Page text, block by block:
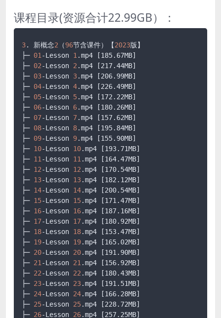
课程目录(资源合计22.99GB）：
3. 新概念2 （96节含课件）【2023版】
├─ 01 -Lesson 1 .mp4
[185.67MB]
├─ 02-Lesson 2 .mp4
[217.44MB]
├─ 03-Lesson 3.mp4
[206.99MB]
├─ 04-Lesson 4.mp4
[226.49MB]
├─ 05-Lesson 5.mp4
[172.22MB]
├─ 06-Lesson 6.mp4
[180.26MB]
├─ 07-Lesson 7.mp4
[157.62MB]
├─ 08-Lesson 8.mp4
[195.84MB]
├─ 09-Lesson 9.mp4
[155.90MB]
├─ 10-Lesson 10.mp4
[193.71MB]
├─ 11 -Lesson 11 .mp4
[164.47MB]
├─ 12-Lesson 12 .mp4
[170.54MB]
├─ 13-Lesson 13.mp4
[182.12MB]
├─ 14-Lesson 14.mp4
[200.54MB]
├─ 15-Lesson 15.mp4
[171.47MB]
├─ 16-Lesson 16.mp4
[187.16MB]
├─ 17-Lesson 17.mp4
[180.92MB]
├─ 18-Lesson 18.mp4
[153.47MB]
├─ 19-Lesson 19.mp4
[165.02MB]
├─ 20-Lesson 20.mp4
[191.90MB]
├─ 21 -Lesson 21 .mp4
[156.92MB]
├─ 22-Lesson 22 .mp4
[180.43MB]
├─ 23-Lesson 23.mp4
[191.51MB]
├─ 24-Lesson 24.mp4
[166.28MB]
├─ 25-Lesson 25.mp4
[228.72MB]
├─ 26-Lesson 26.mp4 [257.25MB]